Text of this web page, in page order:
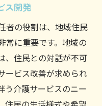
ス開発
者の役割は、地域住民
常に重要です。地域の
、住民との対話が不可
ービス改善が求められ
う介護サービスのニー